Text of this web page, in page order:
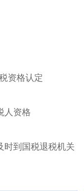
资格认定
人资格
时到国税退税机关